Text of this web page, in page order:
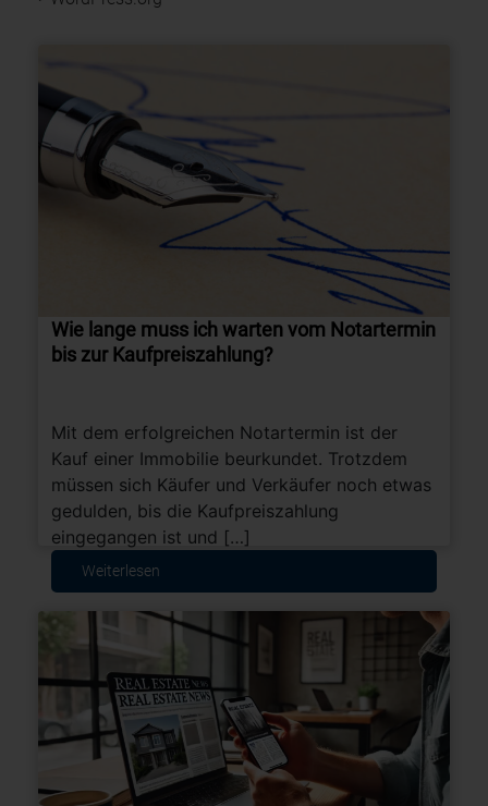
Wie lange muss ich warten vom Notartermin
bis zur Kaufpreiszahlung?
Mit dem erfolgreichen Notartermin ist der
Kauf einer Immobilie beurkundet. Trotzdem
müssen sich Käufer und Verkäufer noch etwas
gedulden, bis die Kaufpreiszahlung
eingegangen ist und […]
Weiterlesen